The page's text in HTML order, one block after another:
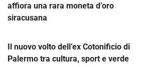
affiora una rara moneta d’oro
siracusana
Il nuovo volto dell’ex Cotonificio di
Palermo tra cultura, sport e verde